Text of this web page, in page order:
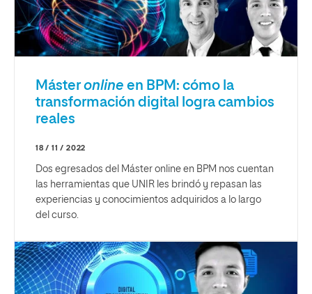
Másteronline en BPM: cómo la
transformación digital logra cambios
reales
18 / 11 / 2022
Dos egresados del Máster online en BPM nos cuentan
las herramientas que UNIR les brindó y repasan las
experiencias y conocimientos adquiridos a lo largo
del curso.